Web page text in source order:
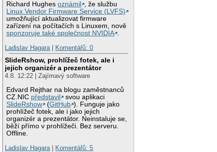
Richard Hughesoznámil
, že službu
Linux Vendor Firmware Service (LVFS)
umožňující aktualizovat firmware
zařízení na počítačích s Linuxem, nově
sponzoruje také společnost NVIDIA .
Ladislav Hagara | Komentářů: 0
SlideRshow, prohlížeč fotek, ale i
jejich organizér a prezentátor
4.8. 12:22 | Zajímavý software
Edvard Rejthar na blogu zaměstnanců
CZ.NIC představil
svou aplikaci
SlideRshow
(GitHub ). Funguje jako
prohlížeč fotek, ale i jako jejich
organizér a prezentátor. Neinstaluje se,
běží přímo v prohlížeči. Bez serveru.
Offline.
Ladislav Hagara | Komentářů: 5